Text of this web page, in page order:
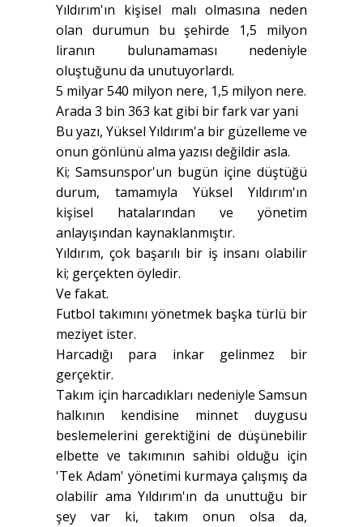
Yıldırım'ın kişisel malı olmasına neden
olan durumun bu şehirde 1,5 milyon
liranın bulunamaması nedeniyle
oluştuğunu da unutuyorlardı.
5 milyar 540 milyon nere, 1,5 milyon nere.
Arada 3 bin 363 kat gibi bir fark var yani
Bu yazı, Yüksel Yıldırım'a bir güzelleme ve
onun gönlünü alma yazısı değildir asla.
Ki; Samsunspor'un bugün içine düştüğü
durum, tamamıyla Yüksel Yıldırım'ın
kişisel hatalarından ve yönetim
anlayışından kaynaklanmıştır.
Yıldırım, çok başarılı bir iş insanı olabilir
ki; gerçekten öyledir.
Ve fakat.
Futbol takımını yönetmek başka türlü bir
meziyet ister.
Harcadığı para inkar gelinmez bir
gerçektir.
Takım için harcadıkları nedeniyle Samsun
halkının kendisine minnet duygusu
beslemelerini gerektiğini de düşünebilir
elbette ve takımının sahibi olduğu için
'Tek Adam' yönetimi kurmaya çalışmış da
olabilir ama Yıldırım'ın da unuttuğu bir
şey var ki, takım onun olsa da,